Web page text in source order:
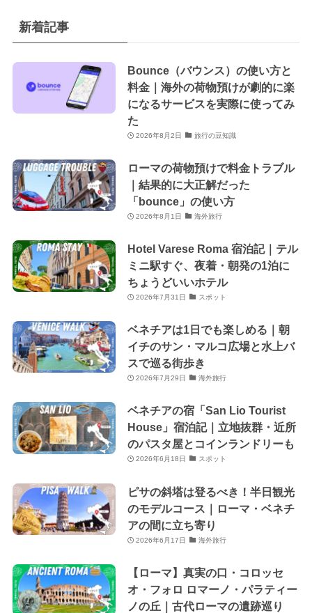
新着記事
Bounce（バウンス）の使い方と
料金｜海外の荷物預けが劇的に楽
になるサービスを実際に使ってみ
た
2026年8月2日 旅行の豆知識
ローマの荷物預けで料金トラブル
｜結果的に大正解だった
「bounce」の使い方
2026年8月1日 海外旅行
Hotel Varese Roma 宿泊記｜テル
ミニ駅すぐ、夜着・朝発の1泊に
ちょうどいいホテル
2026年7月31日 スポット
ベネチアは1日でも楽しめる｜朝
イチのサン・マルコ広場と水上バ
スで巡る街歩き
2026年7月29日 海外旅行
ベネチアの宿「San Lio Tourist
House」宿泊記｜立地抜群・近所
のパスタ屋とコインランドリーも
2026年6月18日 スポット
ピサの斜塔は登るべき！半日観光
のモデルコース｜ローマ・ベネチ
アの間に立ち寄り
2026年6月17日 海外旅行
【ローマ】真実の口・コロッセ
オ・フォロ ロマーノ・パラティー
ノの丘｜古代ローマの遺跡巡り